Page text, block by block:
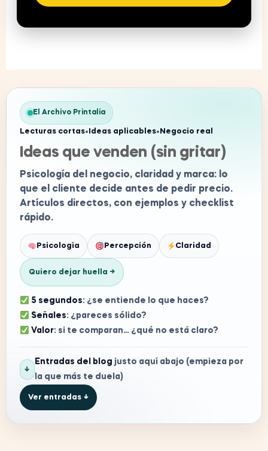
El Archivo Printalia
Lecturas cortas•Ideas aplicables•Negocio real
Ideas que venden (sin gritar)
Psicología del negocio, claridad y marca: lo
que el cliente decide antes de pedir precio.
Artículos directos, con ejemplos y checklist
rápido.
Psicología Percepción Claridad
Quiero dejar huella →
5 segundos: ¿se entiende lo que haces?
Señales: ¿pareces sólido?
Valor: si te comparan… ¿qué no está claro?
↓
Entradas del blog justo aquí abajo (empieza por
la que más te duela)
Ver entradas ↓